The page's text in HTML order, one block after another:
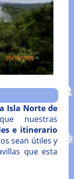
Isla Norte de
nuestras
e itinerario
os sean útiles y
que esta